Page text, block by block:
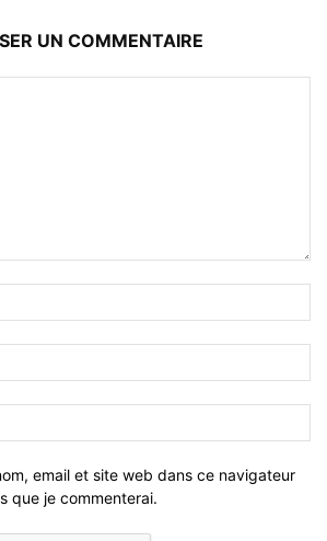
UN COMMENTAIRE
email et site web dans ce navigateur
que je commenterai.